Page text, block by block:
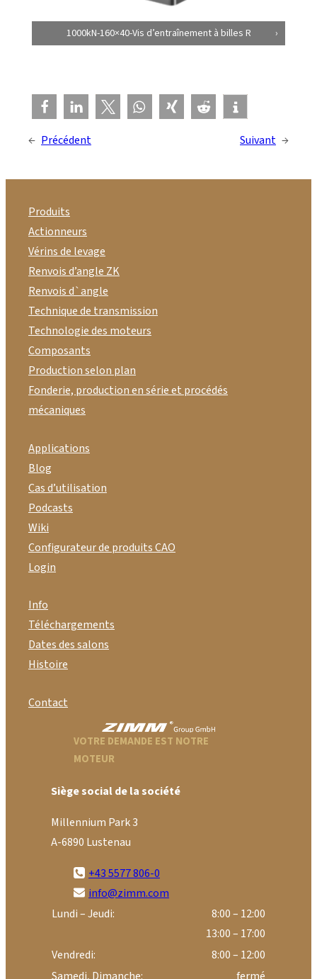
1000kN-160×40-Vis d’entraînement à billes R
← Précédent Suivant →
Produits
Actionneurs
Vérins de levage
Renvois d’angle ZK
Renvois d`angle
Technique de transmission
Technologie des moteurs
Composants
Production selon plan
Fonderie, production en série et procédés
mécaniques
Applications
Blog
Cas d’utilisation
Podcasts
Wiki
Configurateur de produits CAO
Login
Info
Téléchargements
Dates des salons
Histoire
Contact
VOTRE DEMANDE EST NOTRE
MOTEUR
Siège social de la société
Millennium Park 3
A-6890 Lustenau
+43 5577 806-0
info@zimm.com
Lundi – Jeudi:
8:00 – 12:00
13:00 – 17:00
Vendredi:
8:00 – 12:00